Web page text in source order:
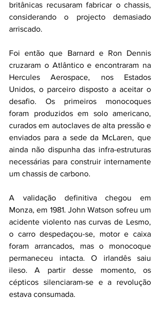
britânicas recusaram fabricar o chassis,
considerando o projecto demasiado
arriscado.
Foi então que Barnard e Ron Dennis
cruzaram o Atlântico e encontraram na
Hercules Aerospace, nos Estados
Unidos, o parceiro disposto a aceitar o
desafio. Os primeiros monocoques
foram produzidos em solo americano,
curados em autoclaves de alta pressão e
enviados para a sede da McLaren, que
ainda não dispunha das infra-estruturas
necessárias para construir internamente
um chassis de carbono.
A validação definitiva chegou em
Monza, em 1981. John Watson sofreu um
acidente violento nas curvas de Lesmo,
o carro despedaçou-se, motor e caixa
foram arrancados, mas o monocoque
permaneceu intacta. O irlandês saiu
ileso. A partir desse momento, os
cépticos silenciaram-se e a revolução
estava consumada.